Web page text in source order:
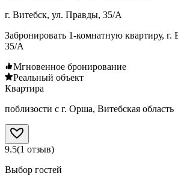
г. Витебск, ул. Правды, 35/А
Забронировать 1-комнатную квартиру,
35/А
Мгновенное бронирование
Реальный объект
Квартира
поблизости с г. Орша, Витебская область
9.5(1 отзыв)
Выбор гостей